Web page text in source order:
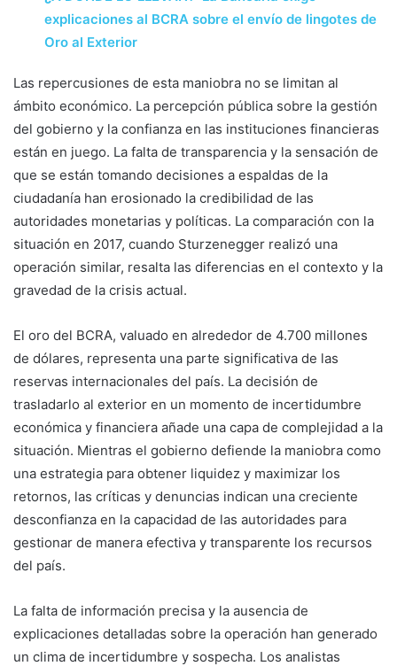
explicaciones al BCRA sobre el envío de lingotes de
Oro al Exterior
Las repercusiones de esta maniobra no se limitan al
ámbito económico. La percepción pública sobre la gestión
del gobierno y la confianza en las instituciones financieras
están en juego. La falta de transparencia y la sensación de
que se están tomando decisiones a espaldas de la
ciudadanía han erosionado la credibilidad de las
autoridades monetarias y políticas. La comparación con la
situación en 2017, cuando Sturzenegger realizó una
operación similar, resalta las diferencias en el contexto y la
gravedad de la crisis actual.
El oro del BCRA, valuado en alrededor de 4.700 millones
de dólares, representa una parte significativa de las
reservas internacionales del país. La decisión de
trasladarlo al exterior en un momento de incertidumbre
económica y financiera añade una capa de complejidad a la
situación. Mientras el gobierno defiende la maniobra como
una estrategia para obtener liquidez y maximizar los
retornos, las críticas y denuncias indican una creciente
desconfianza en la capacidad de las autoridades para
gestionar de manera efectiva y transparente los recursos
del país.
La falta de información precisa y la ausencia de
explicaciones detalladas sobre la operación han generado
un clima de incertidumbre y sospecha. Los analistas